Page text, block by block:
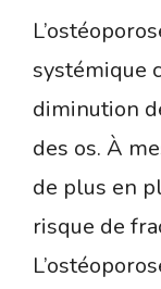
systémique
diminution
des os. À
de plus en
risque de